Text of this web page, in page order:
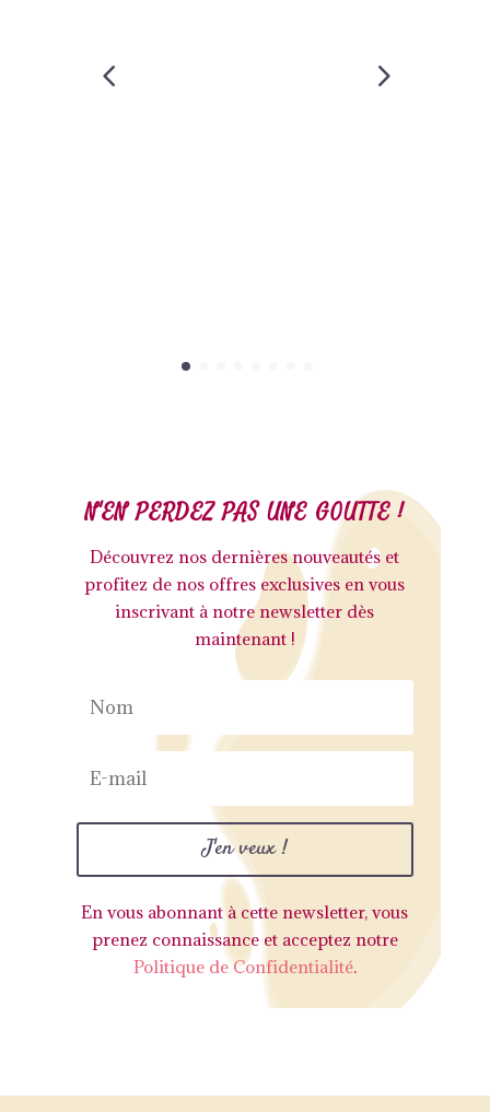
N'EN PERDEZ PAS UNE GOUTTE !
Découvrez nos dernières nouveautés et
profitez de nos offres exclusives en vous
inscrivant à notre newsletter dès
maintenant !
J'en veux !
En vous abonnant à cette newsletter, vous
prenez connaissance et acceptez notre
Politique de Confidentialité.